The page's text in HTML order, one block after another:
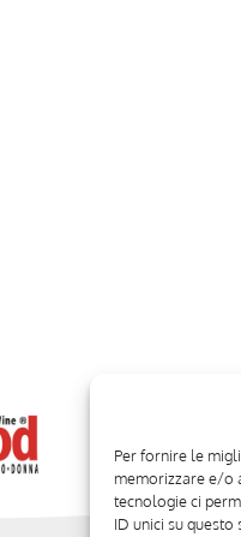
Per fornire le
memorizzare e/o
tecnologie ci
ID unici su